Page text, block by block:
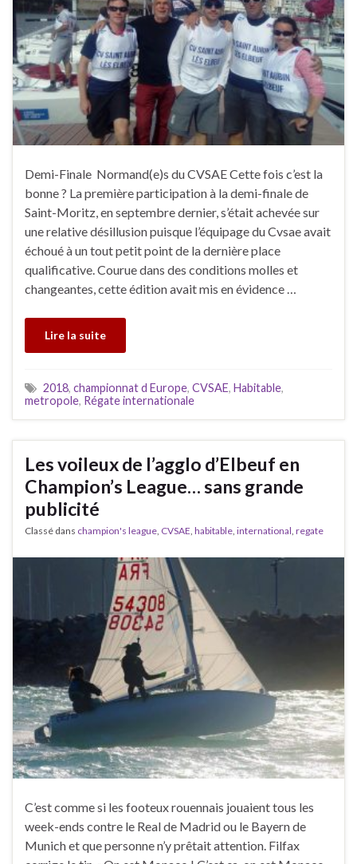
Demi-Finale Normand(e)s du CVSAE Cette fois c’est la
bonne ? La première participation à la demi-finale de
Saint-Moritz, en septembre dernier, s’était achevée sur
une relative désillusion puisque l’équipage du Cvsae avait
échoué à un tout petit point de la dernière place
qualificative. Courue dans des conditions molles et
changeantes, cette édition avait mis en évidence …
Lire la suite
2018, championnat d Europe, CVSAE, Habitable,
metropole, Régate internationale
Les voileux de l’agglo d’Elbeuf en
Champion’s League… sans grande
publicité
Classé dans champion's league, CVSAE, habitable, international, regate
C’est comme si les footeux rouennais jouaient tous les
week-ends contre le Real de Madrid ou le Bayern de
Munich et que personne n’y prêtait attention. Filfax